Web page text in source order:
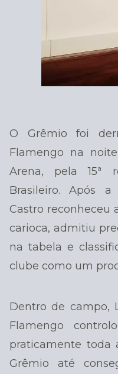
O Grêmio foi
Flamengo na
Arena, pela 15ª
Brasileiro. Após
Castro reconheceu
carioca, admitiu
na tabela e
clube como um
Dentro de campo,
Flamengo
praticamente toda
Grêmio até